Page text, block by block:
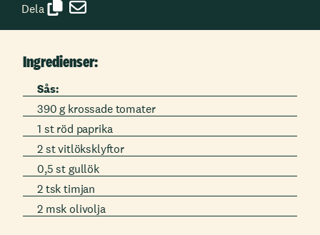
Dela
Ingredienser:
Sås:
390 g krossade tomater
1 st röd paprika
2 st vitlöksklyftor
0,5 st gullök
2 tsk timjan
2 msk olivolja